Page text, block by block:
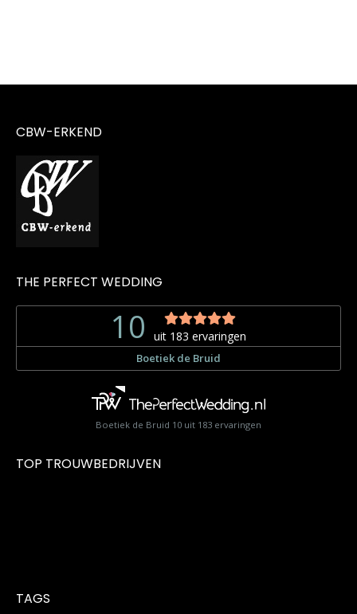
CBW-ERKEND
THE PERFECT WEDDING
Boetiek de Bruid 10 uit 183 ervaringen
TOP TROUWBEDRIJVEN
TAGS